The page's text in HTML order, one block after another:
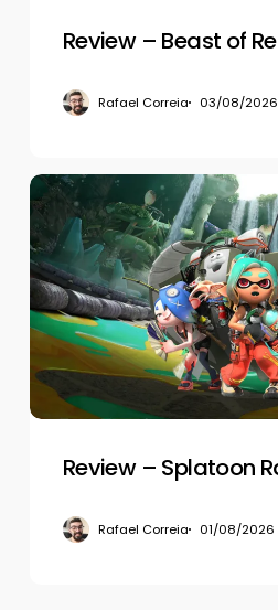
Review – Beast of
Rafael Correia 03/08/2026
Review
–
Splatoon
Raiders
Review – Splatoon
Rafael Correia 01/08/2026